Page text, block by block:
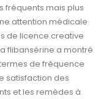
fréquents mais plus
attention médicale
de licence creative
flibansérine a montré
de fréquence
satisfaction des
et les remèdes à